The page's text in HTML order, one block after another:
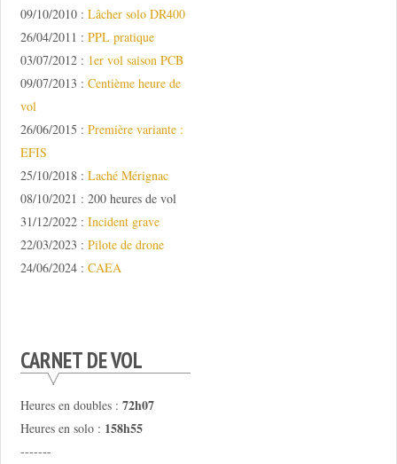
09/10/2010 : Lâcher solo DR400
26/04/2011 : PPL pratique
03/07/2012 : 1er vol saison PCB
09/07/2013 : Centième heure de
vol
26/06/2015 : Première variante :
EFIS
25/10/2018 : Laché Mérignac
08/10/2021 : 200 heures de vol
31/12/2022 : Incident grave
22/03/2023 : Pilote de drone
24/06/2024 : CAEA
CARNET DE VOL
Heures en doubles : 72h07
Heures en solo : 158h55
-------